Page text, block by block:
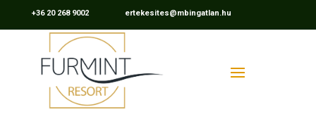
+36 20 268 9002 ertekesites@mbingatlan.hu